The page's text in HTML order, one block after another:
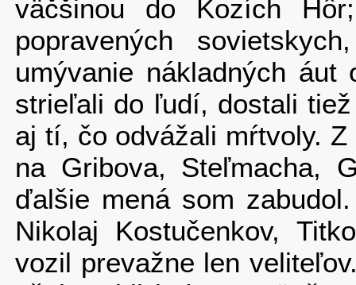
väčšinou do Kozích
popravených
umývanie nákladných
strieľali do ľudí, dostali
aj tí, čo odvážali mŕtvoly.
na Gribova, Steľmacha,
ďalšie mená som
Nikolaj Kostučenkov,
vozil prevažne len